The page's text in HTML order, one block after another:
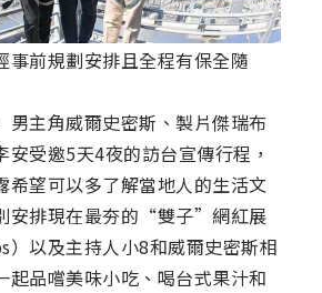
事前規劃安排且全程有保全隨
主角威爾史密斯、製片傑瑞布
安受邀5天4夜的訪台宣傳行程，
希望可以多了解當地人的生活文
安排現在最夯的“雙子”網紅展
）以及主持人小8和威爾史密斯相
品嚐美味小吃、喝台式果汁和